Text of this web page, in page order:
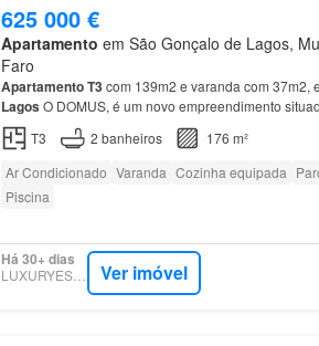
625 000 €
Apartamento em São Gonçalo de Lagos,
Faro
ApartamentoT3com 139m2 e varanda com 37m2,
Lagos O DOMUS, é um novo empreendimento
Composto por um total de 65apartamentos
T3 2 banheiros
176 m²
Ar Condicionado Varanda Cozinha equipada
Piscina
Há 30+ dias
LUXURYESTATE Ver imóvel